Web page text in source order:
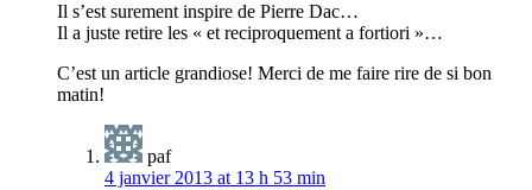
Il s’est surement inspire de Pierre Dac…
Il a juste retire les « et reciproquement a fortiori »…
C’est un article grandiose! Merci de me faire rire de si bon
matin!
paf
4 janvier 2013 at 13 h 53 min